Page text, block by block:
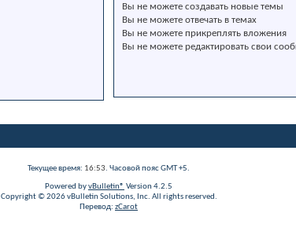
Вы не можете создавать новые темы
Вы не можете отвечать в темах
Вы не можете прикреплять вложения
Вы не можете редактировать свои
Текущее время: 16:53. Часовой пояс GMT +5.
Powered byvBulletin® Version 4.2.5
Copyright © 2026 vBulletin Solutions, Inc. All rights reserved.
Перевод: zCarot